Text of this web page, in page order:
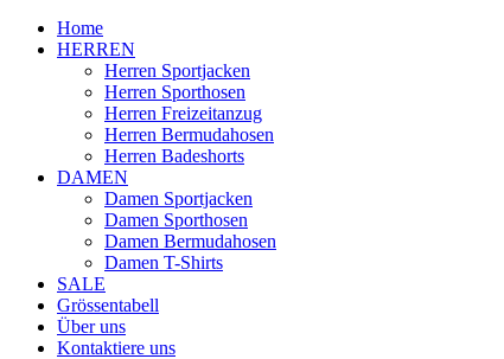
Home
HERREN
Herren Sportjacken
Herren Sporthosen
Herren Freizeitanzug
Herren Bermudahosen
Herren Badeshorts
DAMEN
Damen Sportjacken
Damen Sporthosen
Damen Bermudahosen
Damen T-Shirts
SALE
Grössentabell
Über uns
Kontaktiere uns